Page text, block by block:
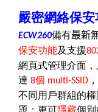
嚴密網絡保
ECW260備有最新
保安功能及支援
網頁式管理介面
達 8個 multi-SSID
不同用戶群組的
題；更可隱藏個別